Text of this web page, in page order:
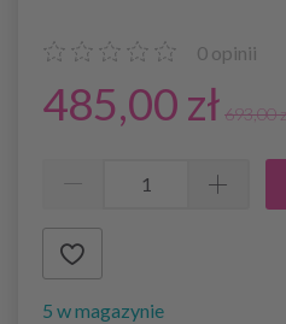
0 opinii
485,00 zł 693,00
5 w magazynie